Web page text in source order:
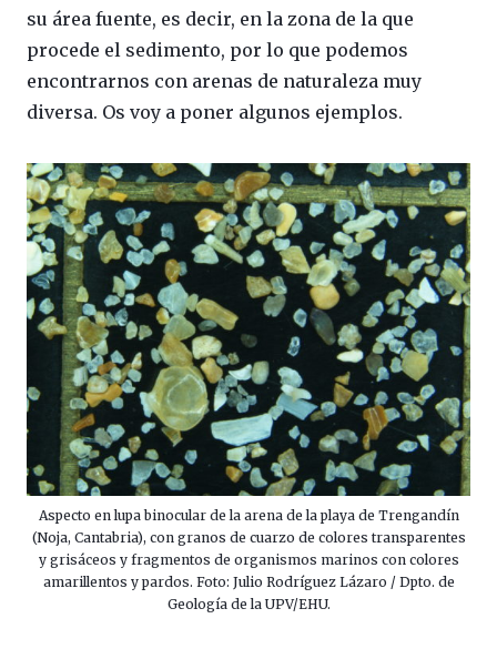
su área fuente, es decir, en la zona de la que
procede el sedimento, por lo que podemos
encontrarnos con arenas de naturaleza muy
diversa. Os voy a poner algunos ejemplos.
Aspecto en lupa binocular de la arena de la playa de Trengandín
(Noja, Cantabria), con granos de cuarzo de colores transparentes
y grisáceos y fragmentos de organismos marinos con colores
amarillentos y pardos. Foto: Julio Rodríguez Lázaro / Dpto. de
Geología de la UPV/EHU.